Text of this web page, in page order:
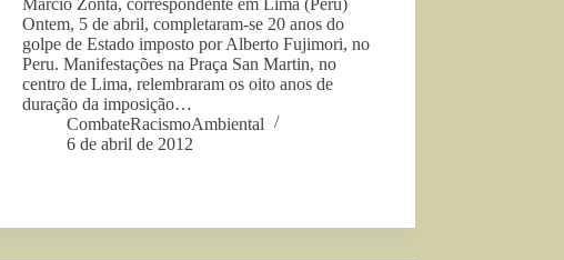
Ontem, 5 de abril, completaram-se 20 anos do
golpe de Estado imposto por Alberto Fujimori, no
Peru. Manifestações na Praça San Martin, no
centro de Lima, relembraram os oito anos de
duração da imposição…
CombateRacismoAmbiental
6 de abril de 2012